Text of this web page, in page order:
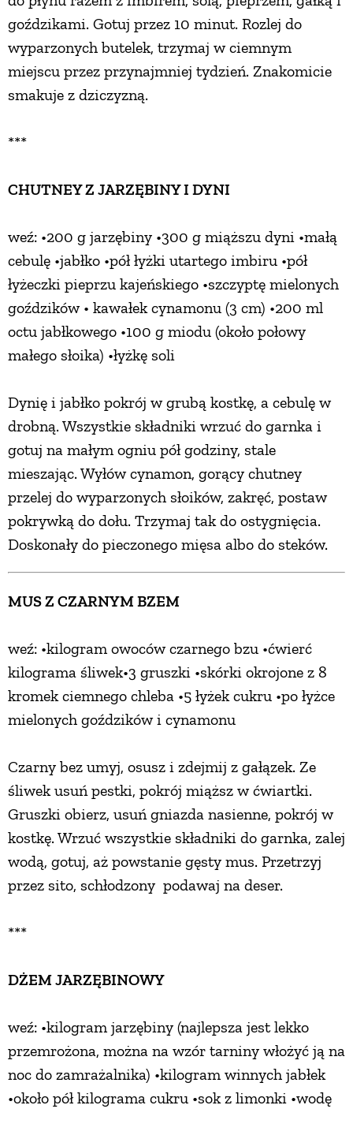
goździkami. Gotuj przez 10 minut. Rozlej do
wyparzonych butelek, trzymaj w ciemnym
miejscu przez przynajmniej tydzień. Znakomicie
smakuje z dziczyzną.
***
CHUTNEY Z JARZĘBINY I DYNI
weź: •200 g jarzębiny •300 g miąższu dyni •małą
cebulę •jabłko •pół łyżki utartego imbiru •pół
łyżeczki pieprzu kajeńskiego •szczyptę mielonych
goździków • kawałek cynamonu (3 cm) •200 ml
octu jabłkowego •100 g miodu (około połowy
małego słoika) •łyżkę soli
Dynię i jabłko pokrój w grubą kostkę, a cebulę w
drobną. Wszystkie składniki wrzuć do garnka i
gotuj na małym ogniu pół godziny, stale
mieszając. Wyłów cynamon, gorący chutney
przelej do wyparzonych słoików, zakręć, postaw
pokrywką do dołu. Trzymaj tak do ostygnięcia.
Doskonały do pieczonego mięsa albo do steków.
MUS Z CZARNYM BZEM
weź: •kilogram owoców czarnego bzu •ćwierć
kilograma śliwek•3 gruszki •skórki okrojone z 8
kromek ciemnego chleba •5 łyżek cukru •po łyżce
mielonych goździków i cynamonu
Czarny bez umyj, osusz i zdejmij z gałązek. Ze
śliwek usuń pestki, pokrój miąższ w ćwiartki.
Gruszki obierz, usuń gniazda nasienne, pokrój w
kostkę. Wrzuć wszystkie składniki do garnka, zalej
wodą, gotuj, aż powstanie gęsty mus. Przetrzyj
przez sito, schłodzony podawaj na deser.
***
DŻEM JARZĘBINOWY
weź: •kilogram jarzębiny (najlepsza jest lekko
przemrożona, można na wzór tarniny włożyć ją na
noc do zamrażalnika) •kilogram winnych jabłek
•około pół kilograma cukru •sok z limonki •wodę